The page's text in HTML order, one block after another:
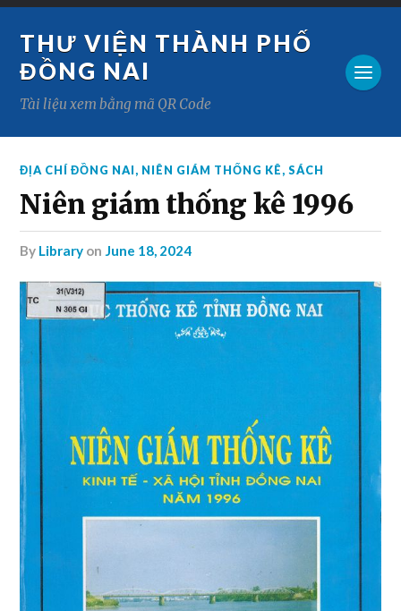
THƯ VIỆN THÀNH PHỐ
ĐỒNG NAI
Tài liệu xem bằng mã QR Code
ĐỊA CHÍ ĐỒNG NAI, NIÊN GIÁM THỐNG KÊ,SÁCH
Niên giám thống kê 1996
by Library on June 18, 2024